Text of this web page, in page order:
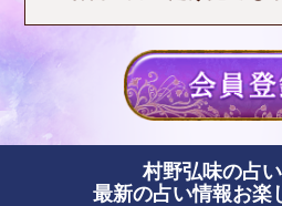
村野弘味の占
最新の占い情報お楽